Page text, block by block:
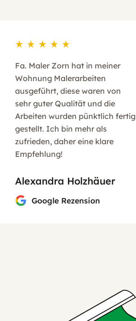
Fa. Maler Zorn hat in meiner
Wohnung Malerarbeiten
ausgeführt, diese waren von
sehr guter Qualität und die
Arbeiten wurden pünktlich fertig
gestellt. Ich bin mehr als
zufrieden, daher eine klare
Empfehlung!
Alexandra Holzhäuer
Google Rezension